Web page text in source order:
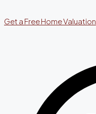
Get a Free Home Valuation